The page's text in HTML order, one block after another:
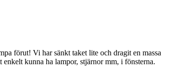
förut! Vi har sänkt taket lite och dragit en massa
kunna ha lampor, stjärnor mm, i fönsterna.